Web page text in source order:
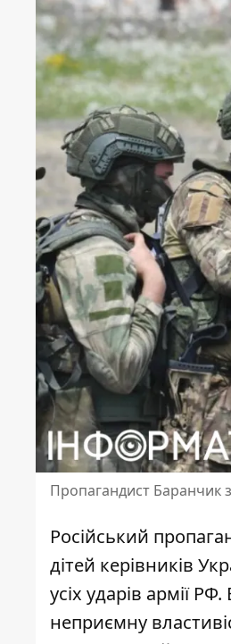
Пропагандист Баранчик
Російський
дітей керівників
усіх ударів армії
неприємну